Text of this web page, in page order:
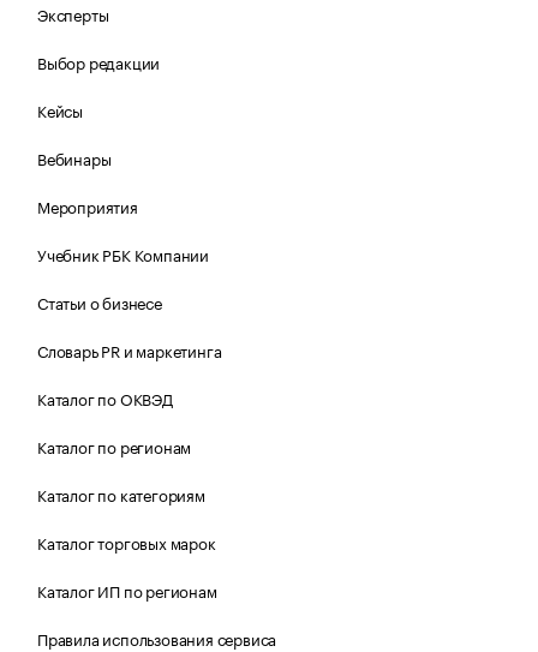
Эксперты
Выбор редакции
Кейсы
Вебинары
Мероприятия
Учебник РБК Компании
Статьи о бизнесе
Словарь PR и маркетинга
Каталог по ОКВЭД
Каталог по регионам
Каталог по категориям
Каталог торговых марок
Каталог ИП по регионам
Правила использования сервиса